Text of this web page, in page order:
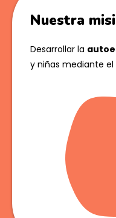
Nuestra
Desarrollar la
y niñas mediante el